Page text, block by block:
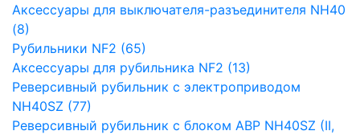
Аксессуары для выключателя-разъединителя NH40
(8)
Рубильники NF2 (65)
Аксессуары для рубильника NF2 (13)
Реверсивный рубильник с электроприводом
NH40SZ (77)
Реверсивный рубильник с блоком АВР NH40SZ (II,